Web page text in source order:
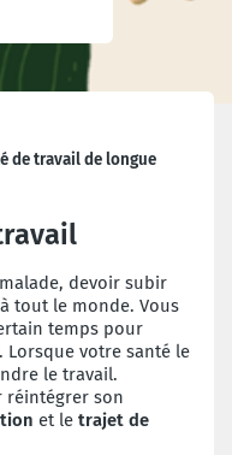
de travail de longue
devoir subir
tout le monde. Vous
temps pour
votre santé le
le travail.
réintégrer son
et le trajet de